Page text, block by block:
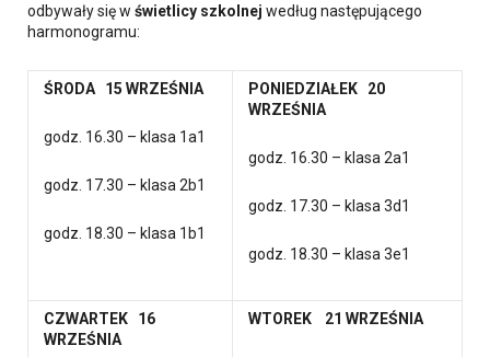
odbywały się w świetlicy szkolnej według następującego
harmonogramu:
ŚRODA 15 WRZEŚNIA
godz. 16.30 – klasa 1a1
godz. 17.30 – klasa 2b1
godz. 18.30 – klasa 1b1
PONIEDZIAŁEK 20
WRZEŚNIA
godz. 16.30 – klasa 2a1
godz. 17.30 – klasa 3d1
godz. 18.30 – klasa 3e1
CZWARTEK 16
WRZEŚNIA
WTOREK 21 WRZEŚNIA